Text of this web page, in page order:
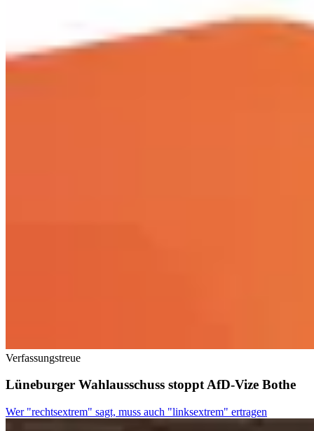
Verfassungstreue
Lüneburger Wahlausschuss stoppt AfD-Vize Bothe
Wer "rechtsextrem" sagt, muss auch "linksextrem" ertragen